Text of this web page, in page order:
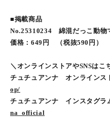
■掲載商品
No.25310234 綿混だっこ動物
価格：649円 （税抜590円）
＼オンラインストアやSNSはこ
チュチュアンナ オンラインス
op/
チュチュアンナ インスタグラ
na_official